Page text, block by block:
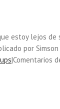
estoy lejos de
por
|Comentarios